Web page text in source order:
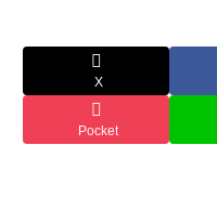
X
Pocket